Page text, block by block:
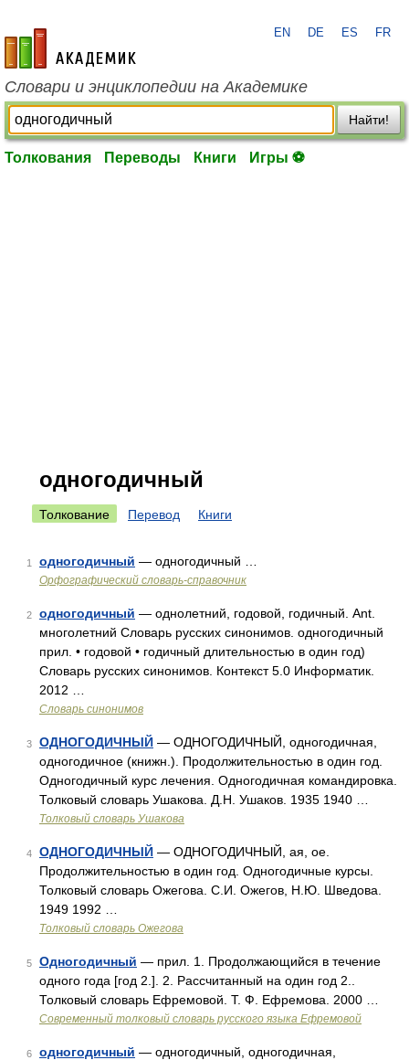
academic.ru
EN DE ES FR
Словари и энциклопедии на Академике
Найти!
Толкования Переводы Книги Игры ⚽
одногодичный
Толкование Перевод Книги
1 одногодичный — одногодичный …
Орфографический словарь-справочник
2 одногодичный — однолетний, годовой, годичный. Ant.
многолетний Словарь русских синонимов. одногодичный
прил. • годовой • годичный длительностью в один год)
Словарь русских синонимов. Контекст 5.0 Информатик.
2012 …
Словарь синонимов
3 ОДНОГОДИЧНЫЙ — ОДНОГОДИЧНЫЙ, одногодичная,
одногодичное (книжн.). Продолжительностью в один год.
Одногодичный курс лечения. Одногодичная командировка.
Толковый словарь Ушакова. Д.Н. Ушаков. 1935 1940 …
Толковый словарь Ушакова
4 ОДНОГОДИЧНЫЙ — ОДНОГОДИЧНЫЙ, ая, ое.
Продолжительностью в один год. Одногодичные курсы.
Толковый словарь Ожегова. С.И. Ожегов, Н.Ю. Шведова.
1949 1992 …
Толковый словарь Ожегова
5 Одногодичный — прил. 1. Продолжающийся в течение
одного года [год 2.]. 2. Рассчитанный на один год 2..
Толковый словарь Ефремовой. Т. Ф. Ефремова. 2000 …
Современный толковый словарь русского языка Ефремовой
6 одногодичный — одногодичный, одногодичная,